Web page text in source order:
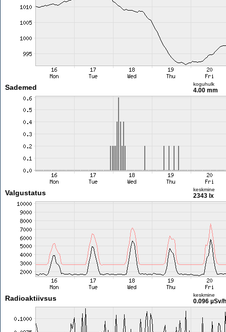
Sademed koguhulk
4.00 mm
Valgustatus keskmine
2343 lx
Radioaktiivsus keskmine
0.096 µSv/h